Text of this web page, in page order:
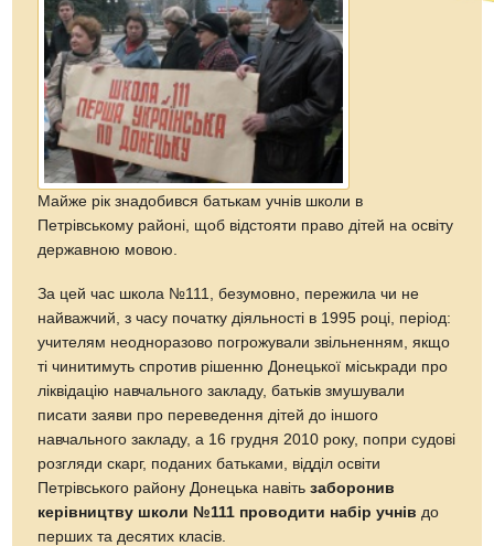
Майже рік знадобився батькам учнів школи в
Петрівському районі, щоб відстояти право дітей на освіту
державною мовою.
За цей час школа №111, безумовно, пережила чи не
найважчий, з часу початку діяльності в 1995 році, період:
учителям неодноразово погрожували звільненням, якщо
тi чинитимуть спротив рішенню Донецької міськради про
ліквідацію навчального закладу, батьків змушували
писати заяви про переведення дітей до іншого
навчального закладу, а 16 грудня 2010 року, попри судові
розгляди скарг, поданих батьками, відділ освіти
Петрівського району Донецька навітьзаборонив
керівництву школи №111 проводити набір учнів до
перших та десятих класів.